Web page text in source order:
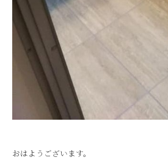
おはようございます。